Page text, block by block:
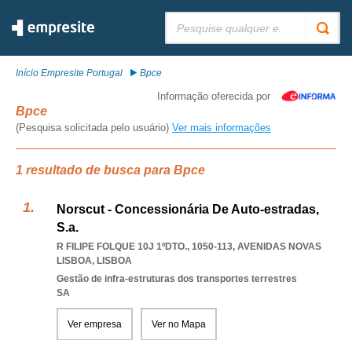
Início Empresite Portugal Bpce
Informação oferecida por
Bpce
(Pesquisa solicitada pelo usuário) Ver mais informações
1 resultado de busca para Bpce
Norscut - Concessionária De Auto-estradas,
S.a.
R FILIPE FOLQUE 10J 1ºDTO., 1050-113, AVENIDAS NOVAS
LISBOA, LISBOA
Gestão de infra-estruturas dos transportes terrestres
SA
Ver empresa Ver no Mapa